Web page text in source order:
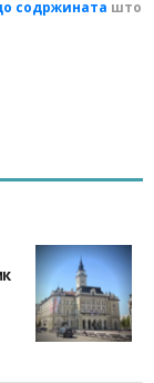
содржината што